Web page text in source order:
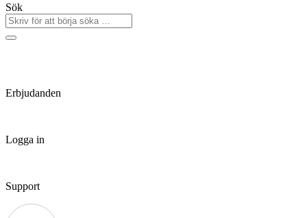
Sök
Erbjudanden
Logga in
Support